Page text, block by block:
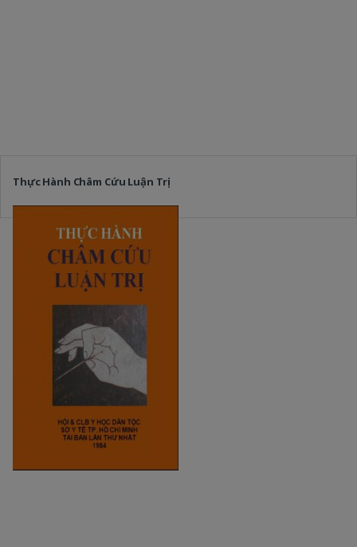
Thực Hành Châm Cứu Luận Trị